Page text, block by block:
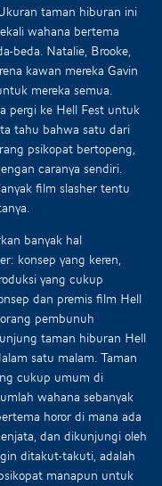
taman hiburan ini
wahana bertema
beda. Natalie, Brooke,
kawan mereka Gavin
mereka semua.
pergi ke Hell Fest untuk
tahu bahwa satu dari
psikopat bertopeng,
caranya sendiri.
film slasher tentu
banyak hal
konsep yang keren,
yang cukup
dan premis film Hell
pembunuh
taman hiburan Hell
satu malam. Taman
cukup umum di
wahana sebanyak
horor di mana ada
dan dikunjungi oleh
ditakut-takuti, adalah
manapun untuk